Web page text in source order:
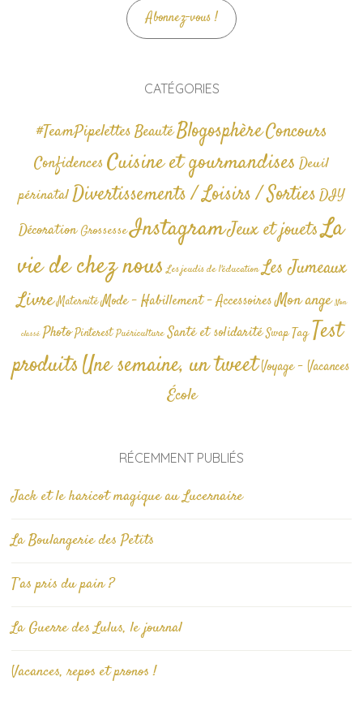
Abonnez-vous !
CATÉGORIES
#TeamPipelettesBeautéBlogosphèreConcours
Confidences Cuisine et gourmandises Deuil
périnatalDivertissements / Loisirs / SortiesDIY
Décoration GrossesseInstagramJeux et jouetsLa
vie de chez nous Les jeudis de l'éducation Les Jumeaux
Livre Maternité Mode - Habillement - AccessoiresMon ange Non
classé Photo Pinterest Puériculture Santé et solidarité Swap TagTest
produitsUne semaine, un tweetVoyage - Vacances
École
RÉCEMMENT PUBLIÉS
Jack et le haricot magique au Lucernaire
La Boulangerie des Petits
T’as pris du pain ?
La Guerre des Lulus, le journal
Vacances, repos et pronos !